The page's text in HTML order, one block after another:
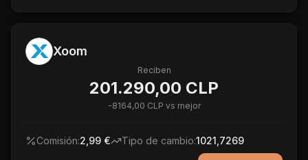
Xoom
Reciben
201.290,00 CLP
-8164,00 CLP vs mejor
Comisión:2,99 € Tipo de cambio:1021,7269